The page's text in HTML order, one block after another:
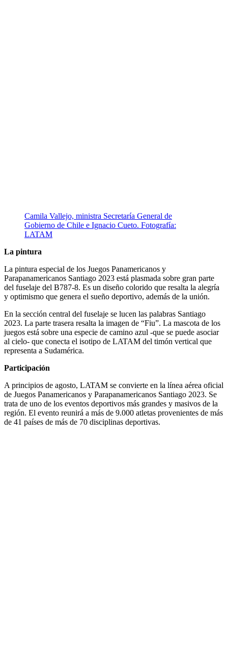
Camila Vallejo, ministra Secretaría General de
Gobierno de Chile e Ignacio Cueto. Fotografía:
LATAM
La pintura
La pintura especial de los Juegos Panamericanos y
Parapanamericanos Santiago 2023 está plasmada sobre gran parte
del fuselaje del B787-8. Es un diseño colorido que resalta la alegría
y optimismo que genera el sueño deportivo, además de la unión.
En la sección central del fuselaje se lucen las palabras Santiago
2023. La parte trasera resalta la imagen de “Fiu”. La mascota de los
juegos está sobre una especie de camino azul -que se puede asociar
al cielo- que conecta el isotipo de LATAM del timón vertical que
representa a Sudamérica.
Participación
A principios de agosto, LATAM se convierte en la línea aérea oficial
de Juegos Panamericanos y Parapanamericanos Santiago 2023. Se
trata de uno de los eventos deportivos más grandes y masivos de la
región. El evento reunirá a más de 9.000 atletas provenientes de más
de 41 países de más de 70 disciplinas deportivas.